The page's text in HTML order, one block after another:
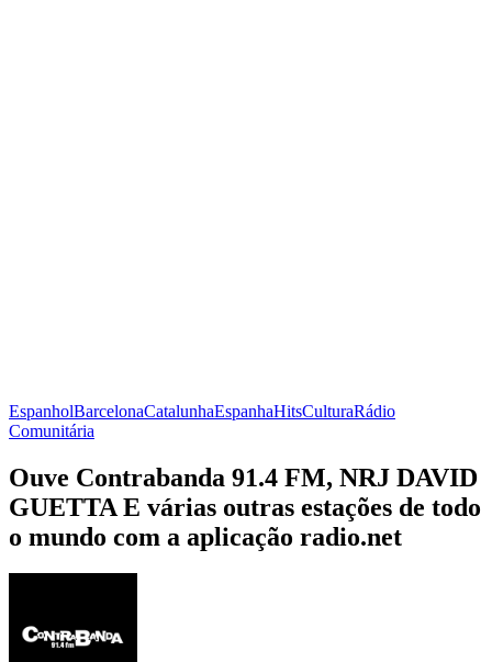
EspanholBarcelonaCatalunhaEspanhaHitsCulturaRádio
Comunitária
Ouve Contrabanda 91.4 FM, NRJ DAVID
GUETTA E várias outras estações de todo
o mundo com a aplicação radio.net